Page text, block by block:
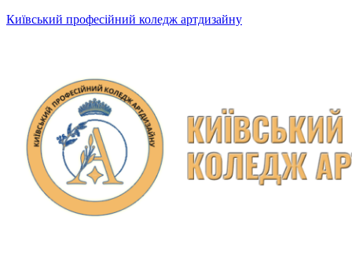
Київський професійний коледж артдизайну